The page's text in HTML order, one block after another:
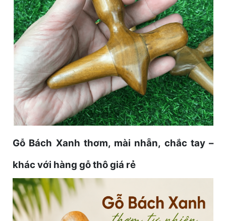
Gỗ Bách Xanh thơm, mài nhẵn, chắc tay –
khác với hàng gỗ thô giá rẻ